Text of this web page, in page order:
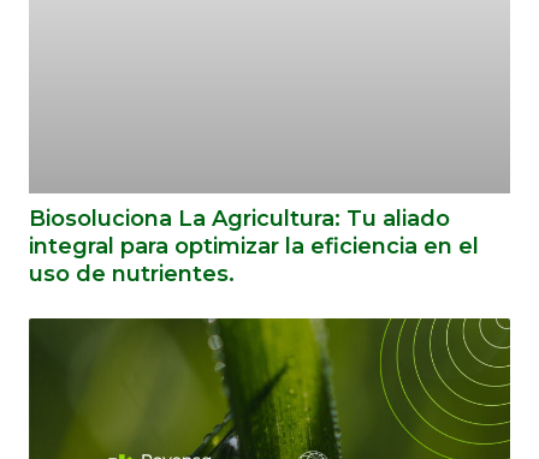
Biosoluciona La Agricultura: Tu aliado
integral para optimizar la eficiencia en el
uso de nutrientes.